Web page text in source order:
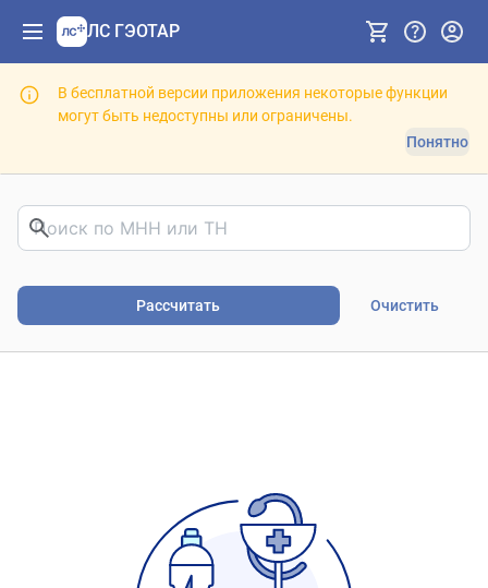
ЛС ГЭОТАР
В бесплатной версии приложения некоторые функции
могут быть недоступны или ограничены.
Понятно
Рассчитать Очистить
Риски фармакотерапии.